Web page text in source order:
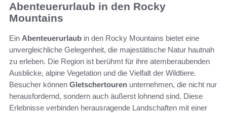
Abenteuerurlaub in den Rocky
Mountains
Ein Abenteuerurlaub in den Rocky Mountains bietet eine
unvergleichliche Gelegenheit, die majestätische Natur hautnah
zu erleben. Die Region ist berühmt für ihre atemberaubenden
Ausblicke, alpine Vegetation und die Vielfalt der Wildtiere.
Besucher können Gletschertouren unternehmen, die nicht nur
herausfordernd, sondern auch äußerst lohnend sind. Diese
Erlebnisse verbinden herausragende Landschaften mit einer